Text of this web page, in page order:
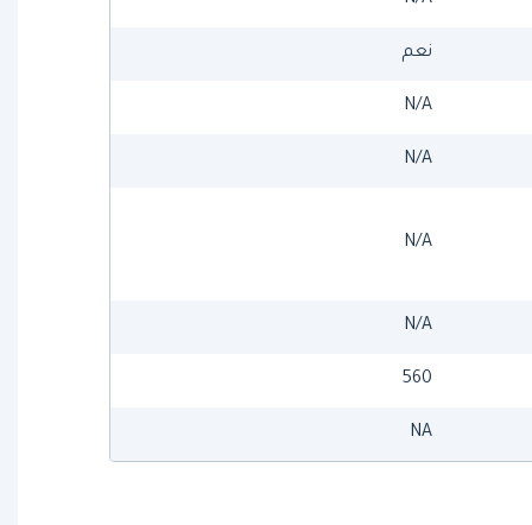
نعم
N/A
N/A
N/A
N/A
560
NA